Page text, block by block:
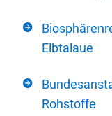
Elbtalaue
Rohstoffe